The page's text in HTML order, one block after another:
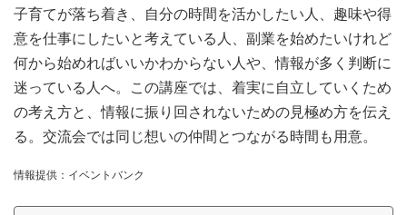
子育てが落ち着き、自分の時間を活かしたい人、趣味や得
意を仕事にしたいと考えている人、副業を始めたいけれど
何から始めればいいかわからない人や、情報が多く判断に
迷っている人へ。この講座では、着実に自立していくため
の考え方と、情報に振り回されないための見極め方を伝え
る。交流会では同じ想いの仲間とつながる時間も用意。
情報提供：イベントバンク